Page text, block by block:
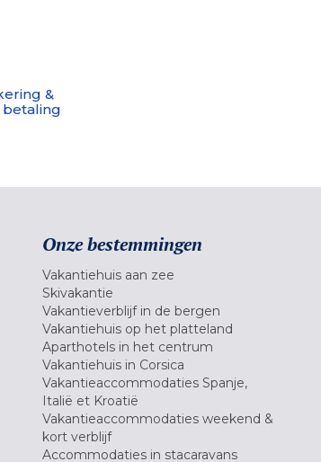
&
betaling
Onze bestemmingen
Vakantiehuis aan zee
Skivakantie
Vakantieverblijf in de bergen
Vakantiehuis op het platteland
Aparthotels in het centrum
Vakantiehuis in Corsica
Vakantieaccommodaties Spanje,
Italië et Kroatië
Vakantieaccommodaties weekend &
kort verblijf
Accommodaties in stacaravans